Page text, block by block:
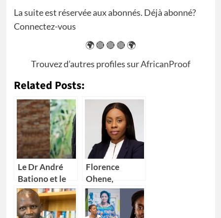
La suite est réservée aux abonnés. Déjà abonné?
Connectez-vous
🌍 🔴 🔴 🔴 🌍
Trouvez d’autres profiles surAfricanProof
Related Posts:
Le Dr André
Bationo et le
Dr Catherine
Nakalembe
remportent
Florence
Ohene,
nouvelle
Directrice
générale d’IBM